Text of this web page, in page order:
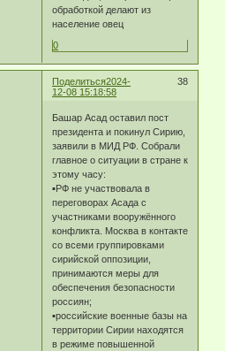
обработкой делают из
население овец
0
Поделиться 38
2024-
12-08 15:18:58
Башар Асад оставил пост
президента и покинул Сирию,
заявили в МИД РФ. Собрали
главное о ситуации в стране к
этому часу:
▪️РФ не участвовала в
переговорах Асада с
участниками вооружённого
конфликта. Москва в контакте
со всеми группировками
сирийской оппозиции,
принимаются меры для
обеспечения безопасности
россиян;
▪️российские военные базы на
территории Сирии находятся
в режиме повышенной